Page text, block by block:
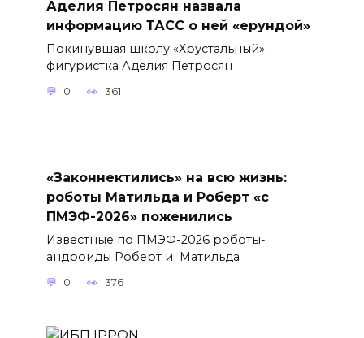
Аделия Петросян назвала
информацию ТАСС о ней «ерундой»
Покинувшая школу «Хрустальный»
фигуристка Аделия Петросян
0 361
«Законнектились» на всю жизнь:
роботы Матильда и Роберт «с
ПМЭФ-2026» поженились
Известные по ПМЭФ-2026 роботы-
андроиды Роберт и Матильда
0 376